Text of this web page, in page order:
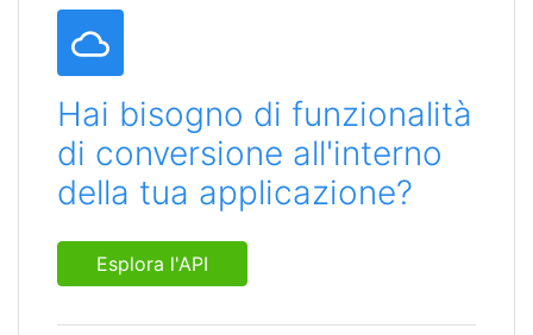
Hai bisogno di funzionalità
di conversione all'interno
della tua applicazione?
Esplora l'API